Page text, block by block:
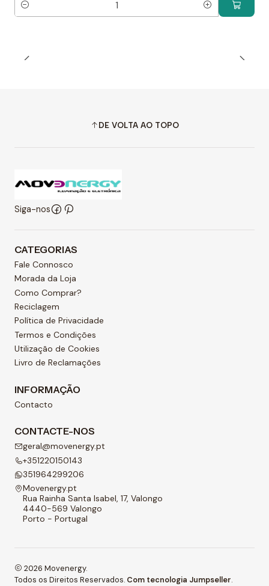
Quantidade
DE VOLTA AO TOPO
Siga-nos
CATEGORIAS
Fale Connosco
Morada da Loja
Como Comprar?
Reciclagem
Política de Privacidade
Termos e Condições
Utilização de Cookies
Livro de Reclamações
INFORMAÇÃO
Contacto
CONTACTE-NOS
geral@movenergy.pt
+351220150143
351964299206
Movenergy.pt
Rua Rainha Santa Isabel, 17, Valongo
4440-569 Valongo
Porto - Portugal
2026 Movenergy.
Todos os Direitos Reservados. Com tecnologia Jumpseller.